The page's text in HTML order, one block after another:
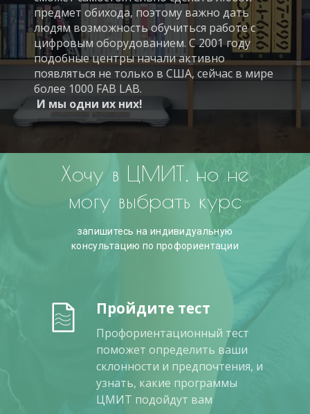
предмет обихода, поэтому важно дать
людям возможность обучиться работе с
цифровым оборудованием. С 2001 году
подобные центры начали активно
появляться не только в США, сейчас в мире
более 1000 FAB LAB.
И мы одни их них!
Хочу в ЦМИТ, но не
могу выбрать курс
запишитесь на индивидуальную
консультацию по профориентации
Пройдите тест
Профориентационный тест
поможет определить ваши
склонности и предпочтения, и
узнать, какие программы
ЦМИТ подойдут вам